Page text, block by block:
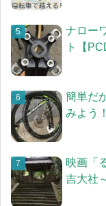
ナロー
ト【
簡単だ
みよう！
映画「
吉大社